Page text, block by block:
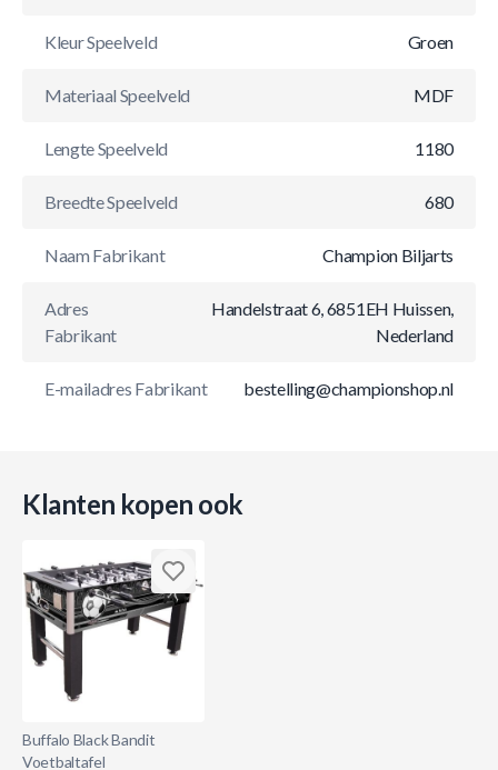
Kleur Speelveld Groen
Materiaal Speelveld MDF
Lengte Speelveld 1180
Breedte Speelveld 680
Naam Fabrikant Champion Biljarts
Adres
Fabrikant
Handelstraat 6, 6851EH Huissen,
Nederland
E-mailadres Fabrikant bestelling@championshop.nl
Klanten kopen ook
Buffalo Black Bandit
Voetbaltafel